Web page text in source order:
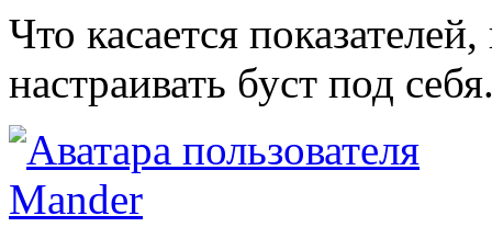
Что касается
настраивать буст под
Mander